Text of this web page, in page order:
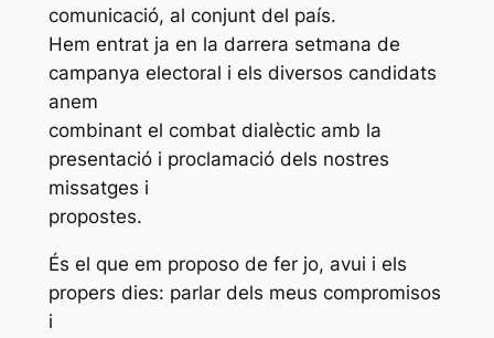
comunicació, al conjunt del país.
Hem entrat ja en la darrera setmana de
campanya electoral i els diversos candidats
anem
combinant el combat dialèctic amb la
presentació i proclamació dels nostres
missatges i
propostes.
És el que em proposo de fer jo, avui i els
propers dies: parlar dels meus compromisos
i